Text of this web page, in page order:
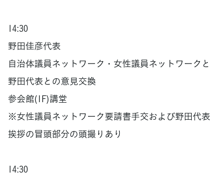
14:30
野田佳彦代表
自治体議員ネットワーク・女性議員ネットワークと
野田代表との意見交換
参会館(1F)講堂
※女性議員ネットワーク要請書手交および野田代表
挨拶の冒頭部分の頭撮りあり
14:30